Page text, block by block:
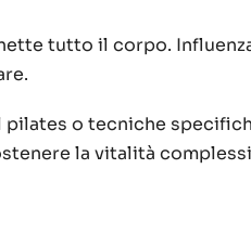
tutto il corpo.
o tecniche
la vitalità